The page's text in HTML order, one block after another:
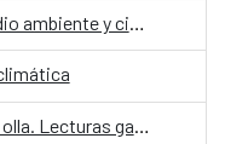
Sartalasarta presenta: Libros a la olla. Lecturas gastronómicas a domicilio